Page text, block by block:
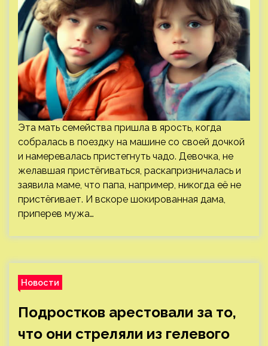
Эта мать семейства пришла в ярость, когда
собралась в поездку на машине со своей дочкой
и намеревалась пристегнуть чадо. Девочка, не
желавшая пристёгиваться, раскапризничалась и
заявила маме, что папа, например, никогда её не
пристёгивает. И вскоре шокированная дама,
приперев мужа…
Новости
Подростков арестовали за то,
что они стреляли из гелевого